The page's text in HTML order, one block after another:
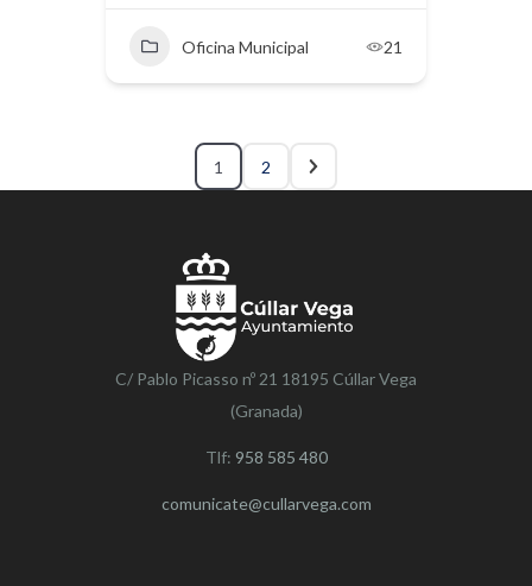
Oficina Municipal 21
1 2
C/ Pablo Picasso nº 21 18195 Cúllar Vega
(Granada)
Tlf: 958 585 480
comunicate@cullarvega.com